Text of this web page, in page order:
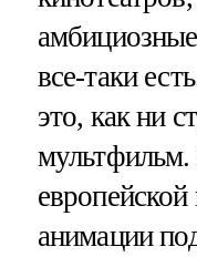
все-таки
это, как ни
мультфильм.
анимации